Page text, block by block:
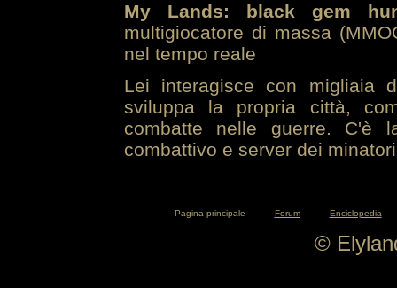
My Lands: black gem
multigiocatore di massa
nel tempo reale
Lei interagisce con migliaia
sviluppa la propria città,
combatte nelle guerre. C'è
combattivo e server dei
Pagina principale Forum Enciclopedia
©